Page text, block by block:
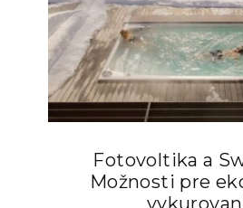
Fotovoltika a
Možnosti pre